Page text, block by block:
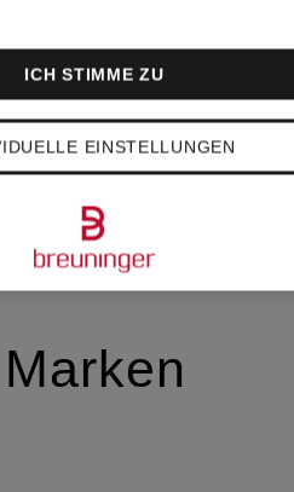
EINSTELLUNGEN
ICH STIMME ZU